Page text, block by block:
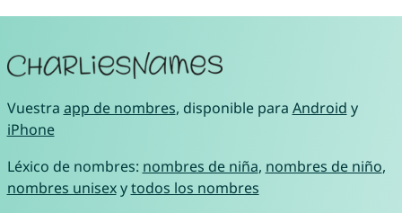
Vuestra app de nombres, disponible para Android y
iPhone
Léxico de nombres: nombres de niña, nombres de niño,
nombres unisexytodos los nombres